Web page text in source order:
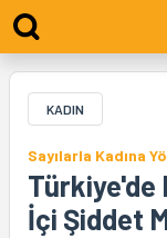
KADIN
Sayılarla Kadına
Türkiye'de
İçi Şiddet